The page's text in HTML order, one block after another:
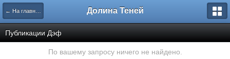
← На главную Долина Теней
Публикации Дэф
По вашему запросу ничего не найдено.